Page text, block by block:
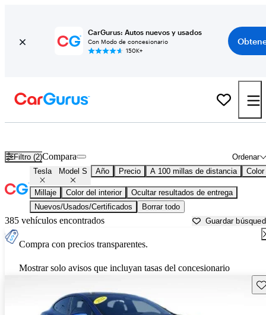
CarGurus: Autos nuevos y usados
Con Modo de concesionario
150K+
Filtro (2) Ordenar
Compara
Tesla Model S Año Precio A 100 millas de distancia Color
Millaje Color del interior
Ocultar resultados de entrega
Nuevos/Usados/Certificados
Borrar todo
385 vehículos encontrados Guardar
Compra con precios transparentes.
Mostrar solo avisos que incluyan tasas del concesionario